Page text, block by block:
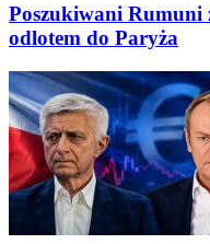
Poszukiwani Rumuni
odlotem do Paryża